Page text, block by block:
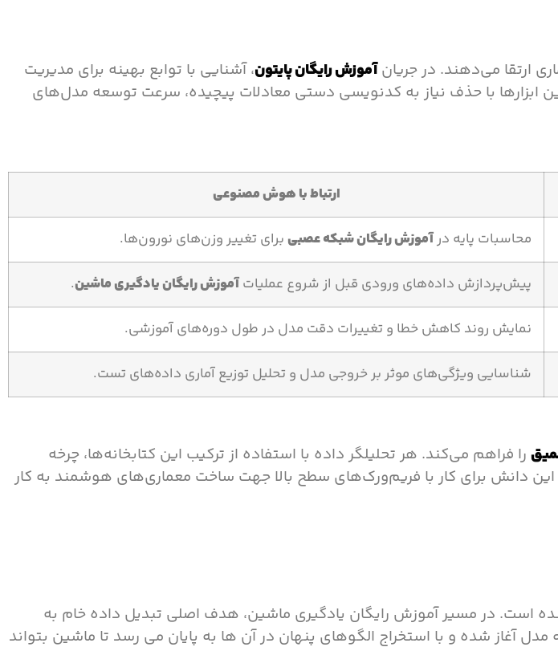
ارتقا می‌دهند. در جریانآموزش رایگان پایتون، آشنایی با توابع بهینه برای مدیریت
ابزارها با حذف نیاز به کدنویسی دستی معادلات پیچیده، سرعت توسعه مدل‌های
ارتباط با هوش مصنوعی
محاسبات پایه درآموزش رایگان شبکه عصبی برای تغییر وزن‌های نورون‌ها.
پیش‌پردازش داده‌های ورودی قبل از شروع عملیاتآموزش رایگان یادگیری ماشین.
نمایش روند کاهش خطا و تغییرات دقت مدل در طول دوره‌های آموزشی.
شناسایی ویژگی‌های موثر بر خروجی مدل و تحلیل توزیع آماری داده‌های تست.
را فراهم می‌کند. هر تحلیلگر داده با استفاده از ترکیب این کتابخانه‌ها، چرخه
این دانش برای کار با فریم‌ورک‌های سطح بالا جهت ساخت معماری‌های هوشمند به کار
است. در مسیر آموزش رایگان یادگیری ماشین، هدف اصلی تبدیل داده خام به
آغاز شده و با استخراج الگوهای پنهان در آن ها به پایان می رسد تا ماشین بتواند